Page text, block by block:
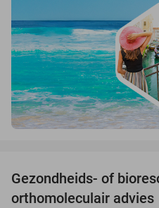
Gezondheids- of
orthomoleculair advies